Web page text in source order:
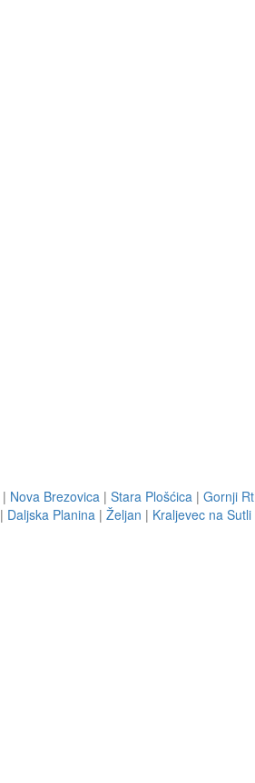
| Nova Brezovica | Stara Plošćica | Gornji Rt
| Daljska Planina | Željan | Kraljevec na Sutli